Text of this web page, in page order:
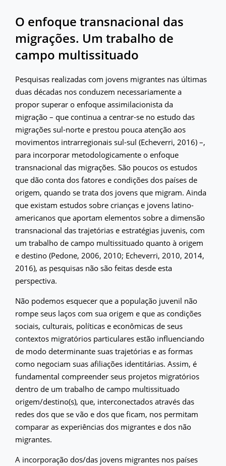
O enfoque transnacional das
migrações. Um trabalho de
campo multissituado
Pesquisas realizadas com jovens migrantes nas últimas
duas décadas nos conduzem necessariamente a
propor superar o enfoque assimilacionista da
migração – que continua a centrar-se no estudo das
migrações sul-norte e prestou pouca atenção aos
movimentos intrarregionais sul-sul (Echeverri, 2016) –,
para incorporar metodologicamente o enfoque
transnacional das migrações. São poucos os estudos
que dão conta dos fatores e condições dos países de
origem, quando se trata dos jovens que migram. Ainda
que existam estudos sobre crianças e jovens latino-
americanos que aportam elementos sobre a dimensão
transnacional das trajetórias e estratégias juvenis, com
um trabalho de campo multissituado quanto à origem
e destino (Pedone, 2006, 2010; Echeverri, 2010, 2014,
2016), as pesquisas não são feitas desde esta
perspectiva.
Não podemos esquecer que a população juvenil não
rompe seus laços com sua origem e que as condições
sociais, culturais, políticas e econômicas de seus
contextos migratórios particulares estão influenciando
de modo determinante suas trajetórias e as formas
como negociam suas afiliações identitárias. Assim, é
fundamental compreender seus projetos migratórios
dentro de um trabalho de campo multissituado
origem/destino(s), que, interconectados através das
redes dos que se vão e dos que ficam, nos permitam
comparar as experiências dos migrantes e dos não
migrantes.
A incorporação dos/das jovens migrantes nos países